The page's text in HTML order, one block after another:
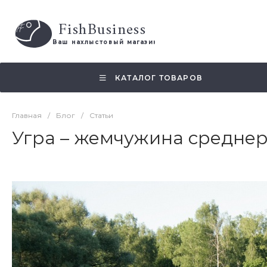
FishBusiness
Ваш нахлыстовый магазин
КАТАЛОГ ТОВАРОВ
Главная / Блог / Статьи
Угра – жемчужина